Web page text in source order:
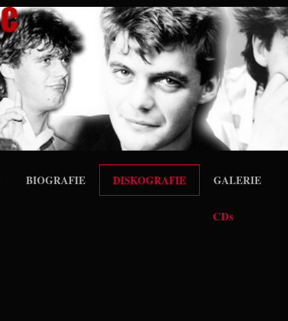
BIOGRAFIE DISKOGRAFIE GALERIE
CDs